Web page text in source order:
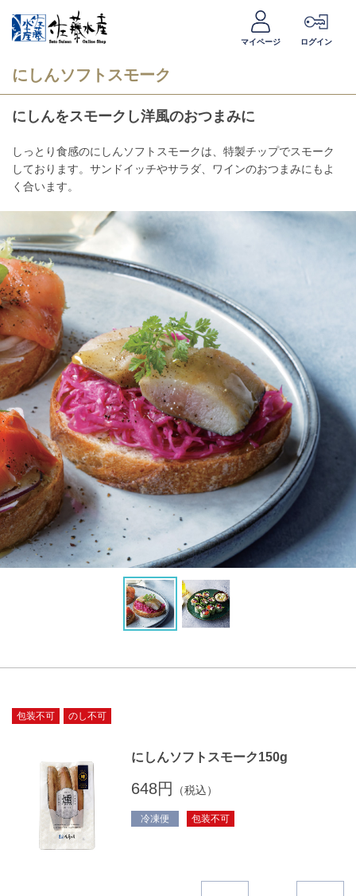
マイページ ログイン
にしんソフトスモーク
にしんをスモークし洋風のおつまみに
しっとり食感のにしんソフトスモークは、特製チップでスモーク
しております。サンドイッチやサラダ、ワインのおつまみにもよ
く合います。
包装不可 のし不可
にしんソフトスモーク150g
648円 （税込）
冷凍便 包装不可